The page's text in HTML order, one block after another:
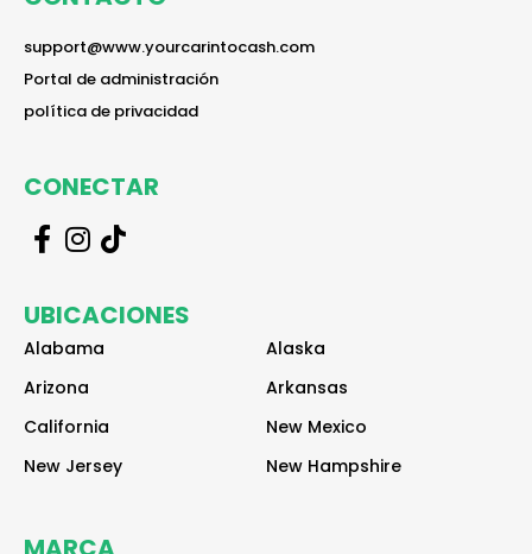
support@www.yourcarintocash.com
reader
Portal de administración
reader
política de privacidad
reader
CONECTAR
d
e
d
e
d
e
UBICACIONES
Alabama
Alaska
Arizona
Arkansas
California
New Mexico
New Jersey
New Hampshire